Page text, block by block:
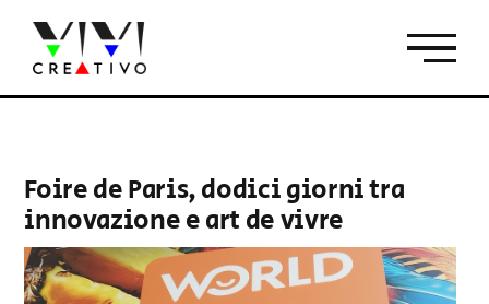
contenuto
Foire de Paris, dodici giorni tra
innovazione e art de vivre